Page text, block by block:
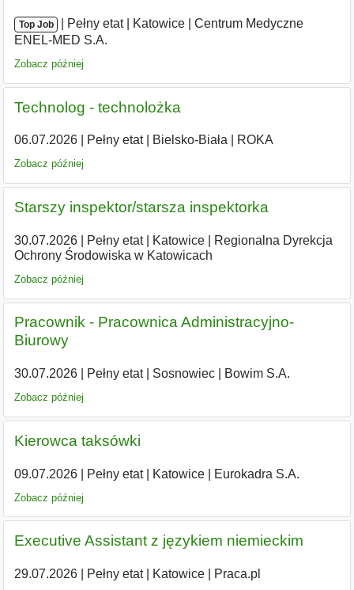
Top Job Pełny etat| Katowice
Centrum Medyczne
ENEL-MED S.A.
Zobacz później
Technolog - technolożka
06.07.2026| Pełny etat| Bielsko-Biała ROKA
Zobacz później
Starszy inspektor/starsza inspektorka
30.07.2026| Pełny etat| Katowice|
Regionalna Dyrekcja
Ochrony Środowiska w Katowicach
Zobacz później
Pracownik - Pracownica Administracyjno-
Biurowy
30.07.2026| Pełny etat| Sosnowiec| Bowim S.A.
Zobacz później
Kierowca taksówki
09.07.2026| Pełny etat| Katowice| Eurokadra S.A.
Zobacz później
Executive Assistant z językiem niemieckim
29.07.2026| Pełny etat| Katowice| Praca.pl